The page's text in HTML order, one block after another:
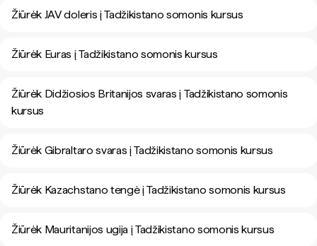
Žiūrėk JAV doleris į Tadžikistano somonis kursus
Žiūrėk Euras į Tadžikistano somonis kursus
Žiūrėk Didžiosios Britanijos svaras į Tadžikistano somonis
kursus
Žiūrėk Gibraltaro svaras į Tadžikistano somonis kursus
Žiūrėk Kazachstano tengė į Tadžikistano somonis kursus
Žiūrėk Mauritanijos ugija į Tadžikistano somonis kursus